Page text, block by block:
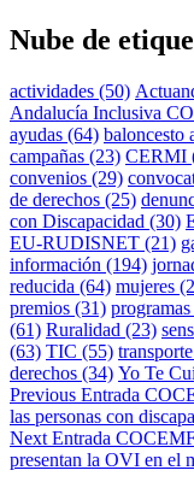
Nube de
actividades (50)
Andalucía Inclusiva
ayudas (64) baloncesto
campañas (23) CERMI
convenios (29)
de derechos (25)
con Discapacidad (30)
EU-RUDISNET (21)
información (194)
reducida (64) mujeres
premios (31) programas
(61) Ruralidad (23)
(63) TIC (55)
derechos (34) Yo Te
Navegación
de
entradas
Previous Entrada
las personas con
Next Entrada
presentan la OVI en el